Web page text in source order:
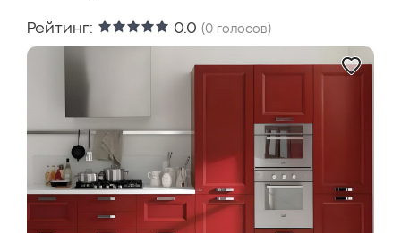
Рейтинг: 0.0 (0 голосов)